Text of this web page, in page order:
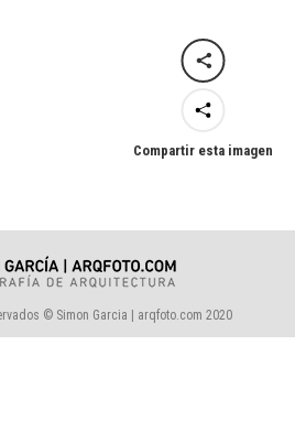
Compartir esta imagen
© Simon Garcia | arqfoto.com 2020